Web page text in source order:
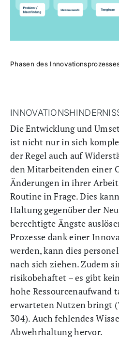
Phasen des
Die Entwicklung und
ist nicht nur in sich
der Regel auch auf
den Mitarbeitenden einer
Änderungen in ihrer
Routine in Frage. Dies
Haltung gegenüber der
berechtigte Ängste
Prozesse dank einer
werden, kann dies
nach sich ziehen. Zudem
risikobehaftet – es gibt
hohe Ressourcenaufwand
erwarteten Nutzen bringt
304). Auch fehlendes
Abwehrhaltung hervor.